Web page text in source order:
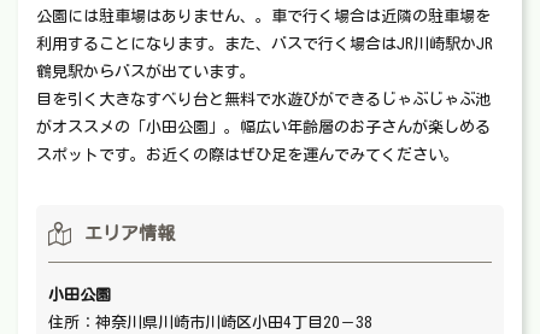
公園には駐車場はありません、。車で行く場合は近隣の駐車場を
利用することになります。また、バスで行く場合はJR川崎駅かJR
鶴見駅からバスが出ています。
目を引く大きなすべり台と無料で水遊びができるじゃぶじゃぶ池
がオススメの「小田公園」。幅広い年齢層のお子さんが楽しめる
スポットです。お近くの際はぜひ足を運んでみてください。
エリア情報
小田公園
住所：神奈川県川崎市川崎区小田4丁目20－38